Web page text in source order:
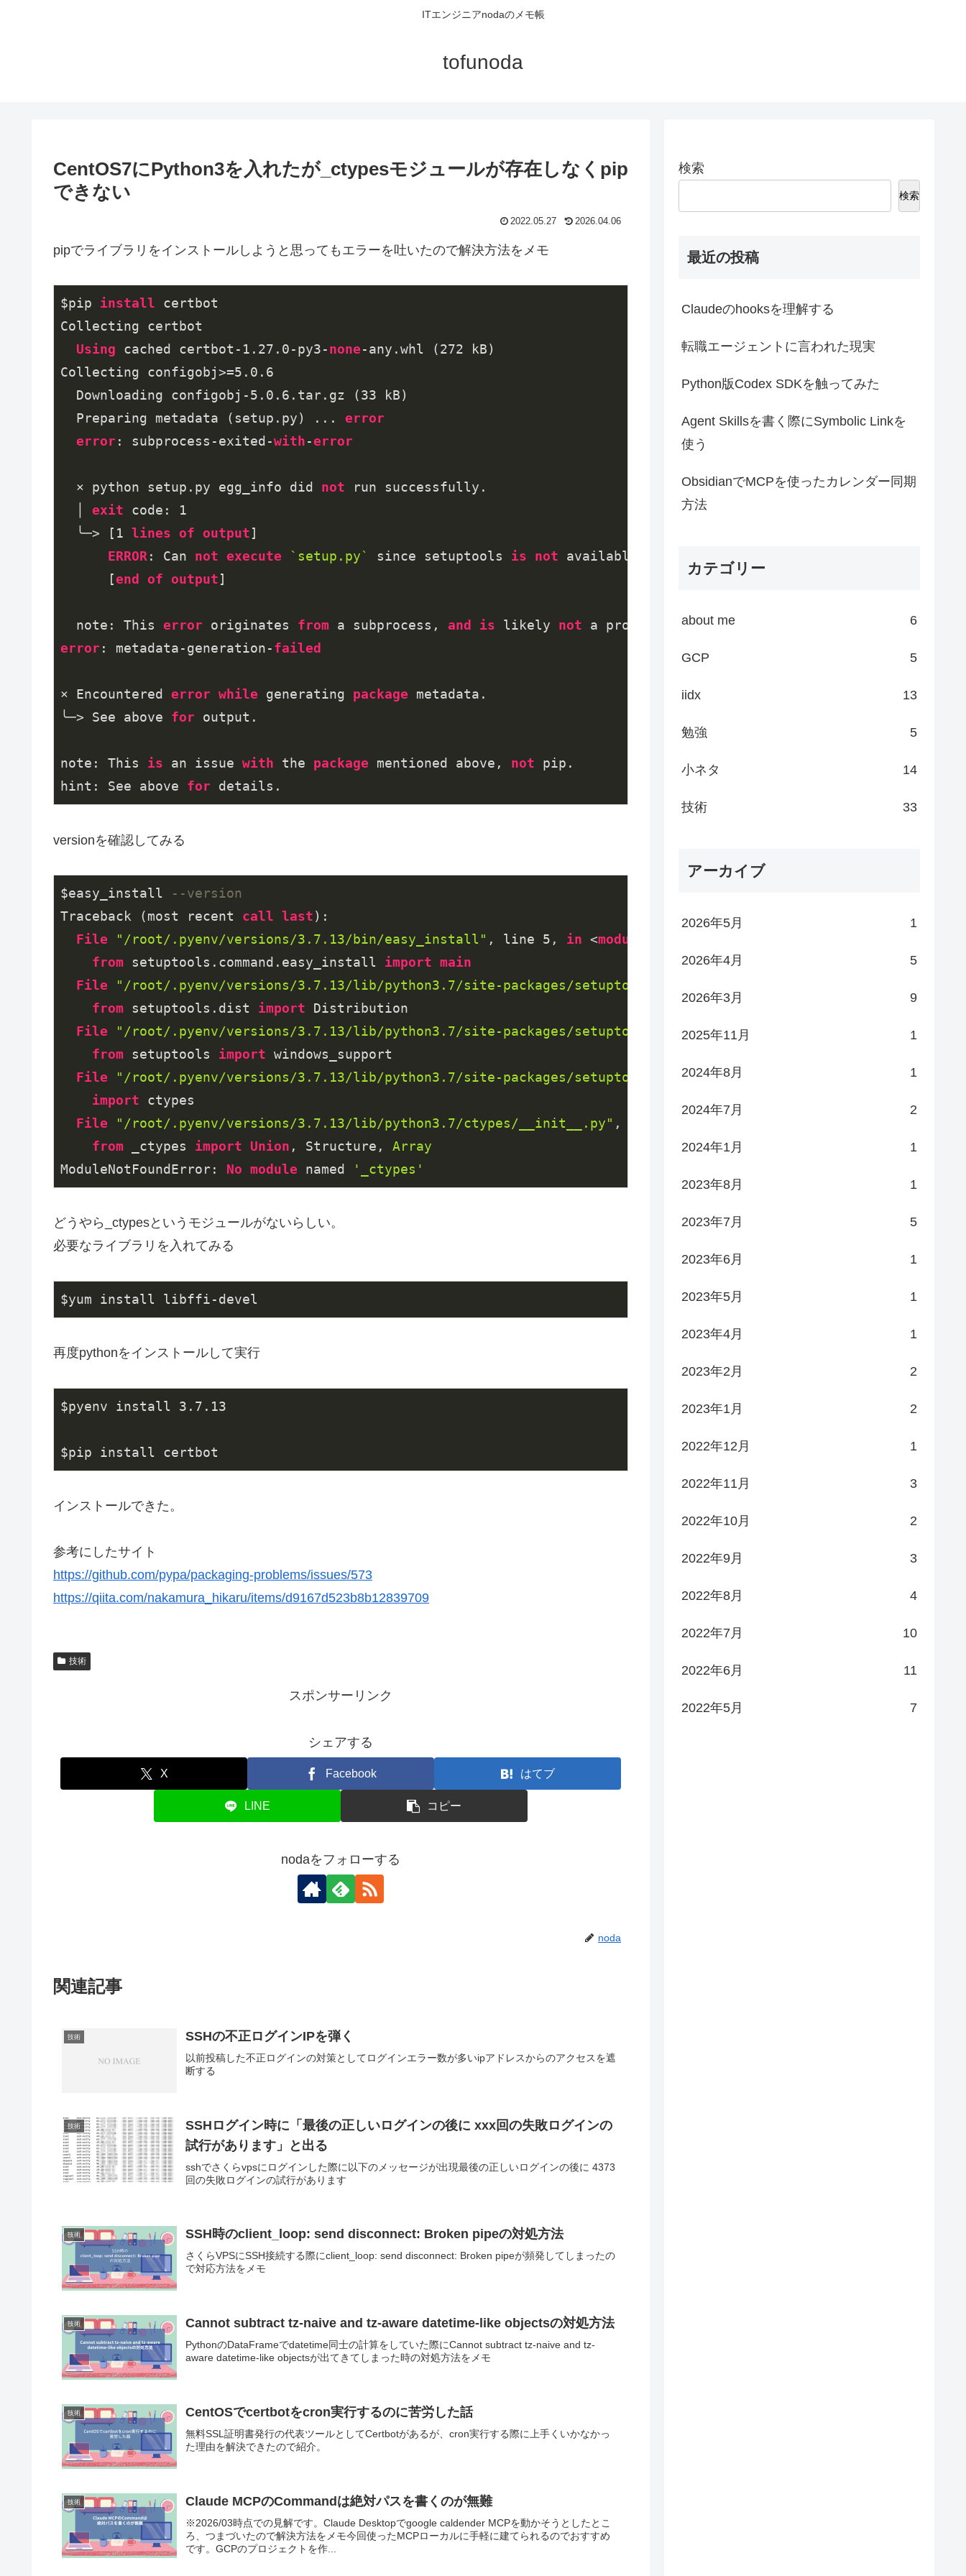
ITエンジニアnodaのメモ帳
tofunoda
CentOS7にPython3を入れたが_ctypesモジュールが存在しなくpip
できない
2022.05.27 2026.04.06
pipでライブラリをインストールしようと思ってもエラーを吐いたので解決方法をメモ
$pip install certbot
Collecting certbot
Using cached certbot -1.27 .0-py3-none-any.whl (272 kB)
Collecting configobj>=5.0 .6
  Downloading configobj
-5.0 .6 .tar.gz (33 kB)
  Preparing metadata (setup.py) ...
error
error : subprocess-exited-with-error
  × python setup.py egg_info did
not run successfully.
exit code: 1
  ╰─> [
1 lines of output]
ERROR : Can not execute `setup.py` since setuptools is not available
      [
end of output]
  note: This
error originates from a subprocess, and is likely not a problem with
error : metadata-generation-failed
× Encountered error while generating package metadata.
╰─> See above for output.
note: This is an issue with the package mentioned above, not pip.
hint: See above for details.
versionを確認してみる
$easy_install
--version
Traceback (most recent call last):
File
"/root/.pyenv/versions/3.7.13/bin/easy_install" , line 5 , in <module
from setuptools.command.easy_install import main
File
"/root/.pyenv/versions/3.7.13/lib/python3.7/site-packages/setuptools/__init__.py"
from setuptools.dist import Distribution
File
"/root/.pyenv/versions/3.7.13/lib/python3.7/site-packages/setuptools/dist.py", line
from setuptools import windows_support
File
"/root/.pyenv/versions/3.7.13/lib/python3.7/site-packages/setuptools/windows_support.py" <
import ctypes
File
"/root/.pyenv/versions/3.7.13/lib/python3.7/ctypes/__init__.py" , line
from _ctypes import Union , Structure, Array
ModuleNotFoundError: No module named '_ctypes'
どうやら_ctypesというモジュールがないらしい。
必要なライブラリを入れてみる
$yum install libffi-devel
再度pythonをインストールして実行
$pyenv install 3.7 . 13
$pip install certbot
インストールできた。
参考にしたサイト
https://github.com/pypa/packaging-problems/issues/573
https://qiita.com/nakamura_hikaru/items/d9167d523b8b12839709
技術
スポンサーリンク
シェアする
X Facebook はてブ
LINE コピー
nodaをフォローする
noda
関連記事
技術 SSHの不正ログインIPを弾く
以前投稿した不正ログインの対策としてログインエラー数が多いipアドレスからのアクセスを遮
断する
技術
SSHログイン時に「最後の正しいログインの後に xxx回の失敗ログインの
試行があります」と出る
sshでさくらvpsにログインした際に以下のメッセージが出現最後の正しいログインの後に 4373
回の失敗ログインの試行があります
技術 SSH時のclient_loop: send disconnect: Broken pipeの対処方法
さくらVPSにSSH接続する際にclient_loop: send disconnect: Broken pipeが頻発してしまったの
で対応方法をメモ
技術 Cannot subtract tz-naive and tz-aware datetime-like objectsの対処方法
PythonのDataFrameでdatetime同士の計算をしていた際にCannot subtract tz-naive and tz-
aware datetime-like objectsが出てきてしまった時の対処方法をメモ
技術 CentOSでcertbotをcron実行するのに苦労した話
無料SSL証明書発行の代表ツールとしてCertbotがあるが、cron実行する際に上手くいかなかっ
た理由を解決できたので紹介。
技術 Claude MCPのCommandは絶対パスを書くのが無難
※2026/03時点での見解です。Claude Desktopでgoogle caldender MCPを動かそうとしたとこ
ろ、つまづいたので解決方法をメモ今回使ったMCPローカルに手軽に建てられるのでおすすめ
です。GCPのプロジェクトを作...
検索
検索
最近の投稿
Claudeのhooksを理解する
転職エージェントに言われた現実
Python版Codex SDKを触ってみた
Agent Skillsを書く際にSymbolic Linkを
使う
ObsidianでMCPを使ったカレンダー同期
方法
カテゴリー
about me 6
GCP 5
iidx 13
勉強 5
小ネタ 14
技術 33
アーカイブ
2026年5月 1
2026年4月 5
2026年3月 9
2025年11月 1
2024年8月 1
2024年7月 2
2024年1月 1
2023年8月 1
2023年7月 5
2023年6月 1
2023年5月 1
2023年4月 1
2023年2月 2
2023年1月 2
2022年12月 1
2022年11月 3
2022年10月 2
2022年9月 3
2022年8月 4
2022年7月 10
2022年6月 11
2022年5月 7